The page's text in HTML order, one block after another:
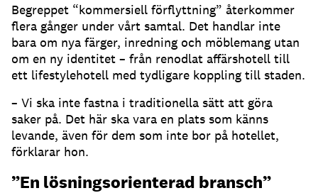
Begreppet “kommersiell förflyttning” återkommer
flera gånger under vårt samtal. Det handlar inte
bara om nya färger, inredning och möblemang utan
om en ny identitet – från renodlat affärshotell till
ett lifestylehotell med tydligare koppling till staden.
– Vi ska inte fastna i traditionella sätt att göra
saker på. Det här ska vara en plats som känns
levande, även för dem som inte bor på hotellet,
förklarar hon.
”En lösningsorienterad bransch”